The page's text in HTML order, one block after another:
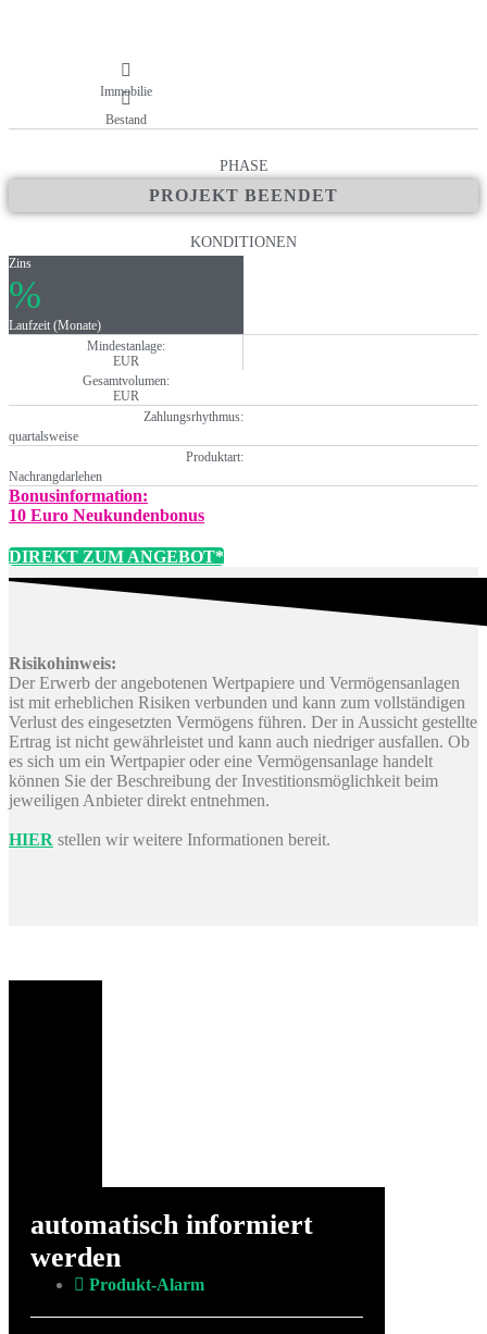
Immobilie
Bestand
PHASE
PROJEKT BEENDET
KONDITIONEN
Zins
%
Laufzeit (Monate)
Mindestanlage:
EUR
Gesamtvolumen:
EUR
Zahlungsrhythmus:
quartalsweise
Produktart:
Nachrangdarlehen
Bonusinformation:
10 Euro Neukundenbonus
DIREKT ZUM ANGEBOT*
Risikohinweis:
Der Erwerb der angebotenen Wertpapiere und Vermögensanlagen
ist mit erheblichen Risiken verbunden und kann zum vollständigen
Verlust des eingesetzten Vermögens führen. Der in Aussicht gestellte
Ertrag ist nicht gewährleistet und kann auch niedriger ausfallen. Ob
es sich um ein Wertpapier oder eine Vermögensanlage handelt
können Sie der Beschreibung der Investitionsmöglichkeit beim
jeweiligen Anbieter direkt entnehmen.
HIER stellen wir weitere Informationen bereit.
automatisch informiert
werden
Produkt-Alarm